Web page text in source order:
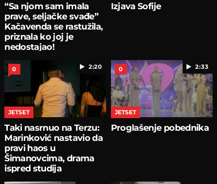
“Sa njom sam imala
prave, seljačke svađe”
Kačavenda se rastužila,
priznala ko joj je
nedostajao!
Izjava Sofije
2:20
0
JETSET
Taki nasrnuo na Terzu:
Marinković nastavio da
pravi haos u
Šimanovcima, drama
ispred studija
2:33
0
JETSET
Proglašenje pobednika